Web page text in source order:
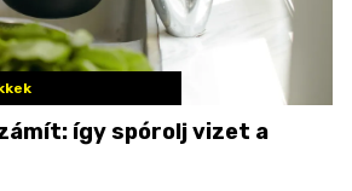
így spórolj vizet a